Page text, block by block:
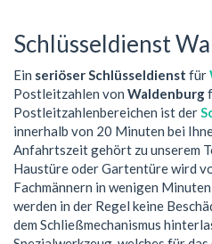
Schlüsseldienst
Ein seriöser Schlüsseldienst für
Postleitzahlen von Waldenburg
Postleitzahlenbereichen ist der
innerhalb von 20 Minuten bei
Anfahrtszeit gehört zu unserem
Haustüre oder Gartentüre wird
Fachmännern in wenigen
werden in der Regel keine
dem Schließmechanismus